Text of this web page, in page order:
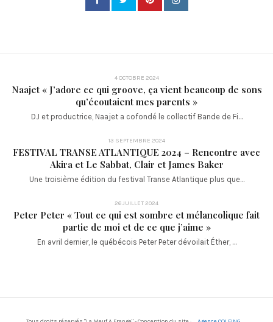
4 OCTOBRE 2024
Naajet « J’adore ce qui groove, ça vient beaucoup de sons
qu’écoutaient mes parents »
DJ et productrice, Naajet a cofondé le collectif Bande de Fi…
13 SEPTEMBRE 2024
FESTIVAL TRANSE ATLANTIQUE 2024 – Rencontre avec
Akira et Le Sabbat, Clair et James Baker
Une troisième édition du festival Transe Atlantique plus que…
26 JUILLET 2024
Peter Peter « Tout ce qui est sombre et mélancolique fait
partie de moi et de ce que j’aime »
En avril dernier, le québécois Peter Peter dévoilait Éther, …